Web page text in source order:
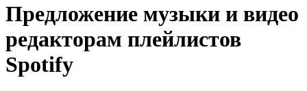
Предложение музыки и видео
редакторам плейлистов
Spotify